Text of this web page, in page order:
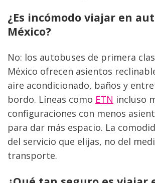
¿Es incómodo viajar en
México?
No: los autobuses de primera
México ofrecen asientos
aire acondicionado, baños y
bordo. Líneas como ETN incluso
configuraciones con menos
para dar más espacio. La
del servicio que elijas, no del
transporte.